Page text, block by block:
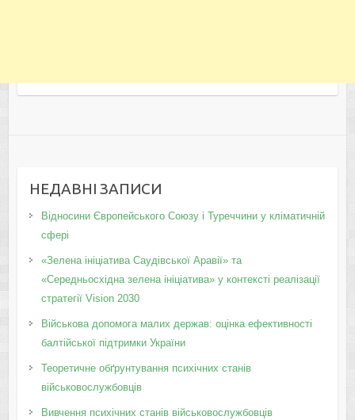
НЕДАВНІ ЗАПИСИ
Відносини Європейського Союзу і Туреччини у кліматичній
сфері
«Зелена ініціатива Саудівської Аравії» та
«Середньосхідна зелена ініціатива» у контексті реалізації
стратегії Vision 2030
Військова допомога малих держав: оцінка ефективності
балтійської підтримки України
Теоретичне обґрунтування психічних станів
військовослужбовців
Вивчення психічних станів військовослужбовців